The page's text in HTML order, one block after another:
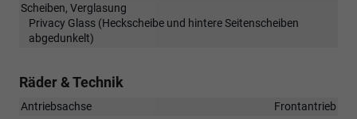
Scheiben, Verglasung
Privacy Glass (Heckscheibe und hintere Seitenscheiben
abgedunkelt)
Räder & Technik
Antriebsachse
Frontantrieb